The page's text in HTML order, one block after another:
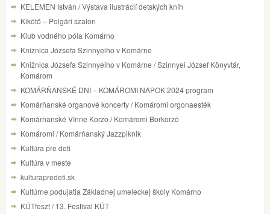
KELEMEN István / Výstava ilustrácií detských kníh
Kikötő – Polgári szalon
Klub vodného póla Komárno
Knižnica Józsefa Szinnyeiho v Komárne
Knižnica Józsefa Szinnyeiho v Komárne / Szinnyei József Könyvtár,
Komárom
KOMÁRŇANSKÉ DNI – KOMÁROMI NAPOK 2024 program
Komárňanské organové koncerty / Komáromi orgonaesték
Komárňanské Vínne Korzo / Komáromi Borkorzó
Komáromi / Komárňanský Jazzpiknik
Kultúra pre deti
Kultúra v meste
kulturapredeti.sk
Kultúrne podujatia Základnej umeleckej školy Komárno
KÚTfeszt / 13. Festival KÚT